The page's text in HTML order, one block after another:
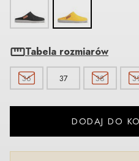
Tabela rozmiarów
36 37 38
DODAJ DO